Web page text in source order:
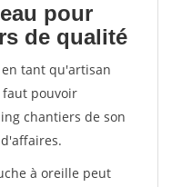
pour
de qualité
tant qu'artisan
faut pouvoir
chantiers de son
à oreille peut